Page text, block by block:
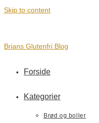
Skip to content
Brians Glutenfri Blog
Forside
Kategorier
Brød og boller